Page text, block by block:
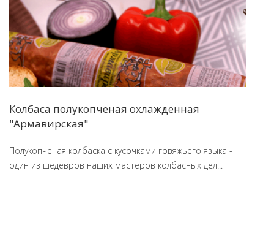
Колбаса полукопченая охлажденная
"Армавирская"
Полукопченая колбаска с кусочками говяжьего языка -
один из шедевров наших мастеров колбасных дел...